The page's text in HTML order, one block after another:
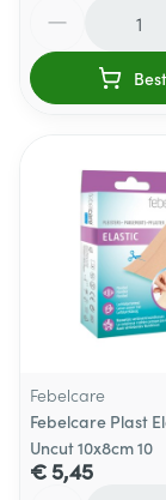
Febelcare
Febelcare Plast
Uncut 10x8cm 10
€ 5,45